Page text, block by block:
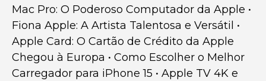
Mac Pro: O Poderoso Computador da Apple •
Fiona Apple: A Artista Talentosa e Versátil •
Apple Card: O Cartão de Crédito da Apple
Chegou à Europa • Como Escolher o Melhor
Carregador para iPhone 15 • Apple TV 4K e